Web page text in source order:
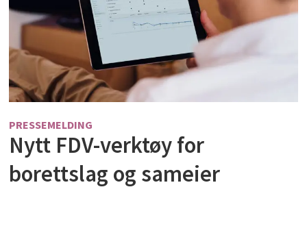
PRESSEMELDING
Nytt FDV-verktøy for
borettslag og sameier